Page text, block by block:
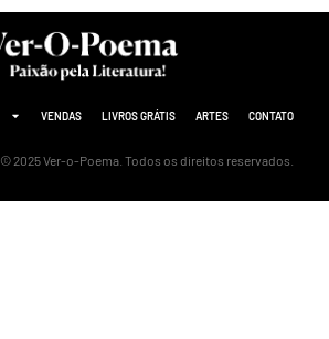
VENDAS LIVROS GRÁTIS ARTES CONTATO
© 2025 Ver-o-Poema. Todos os direitos reservados.